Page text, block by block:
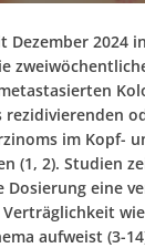
Dezember 2024
rezidivierenden
im Kopf-
(1, 2). Studien
Dosierung eine
aufweist (3-